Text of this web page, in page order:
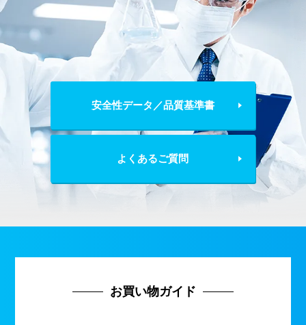
安全性データ／品質基準書
よくあるご質問
お買い物ガイド